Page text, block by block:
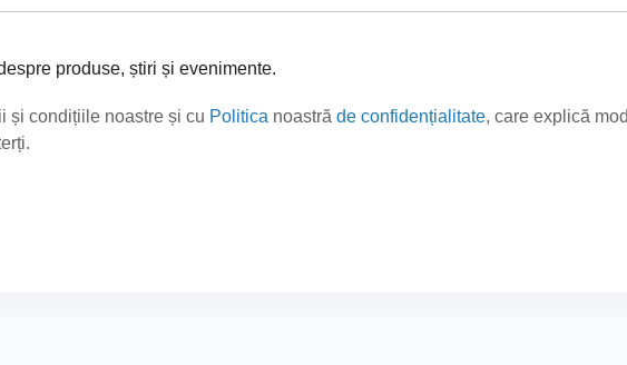
produse, știri și evenimente.
și condițiile noastre și cu Politica noastră de confidențialitate, care explică